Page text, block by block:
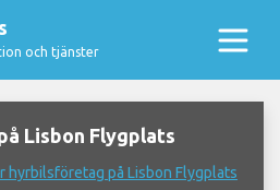
och tjänster
Lisbon Flygplats
hyrbilsföretag på Lisbon Flygplats